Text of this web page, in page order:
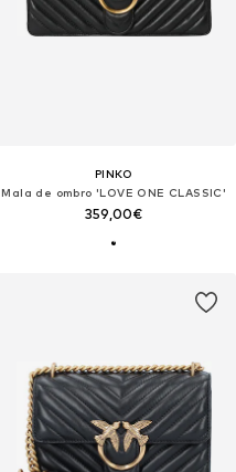
PINKO
Mala de ombro 'LOVE ONE CLASSIC'
359,00€